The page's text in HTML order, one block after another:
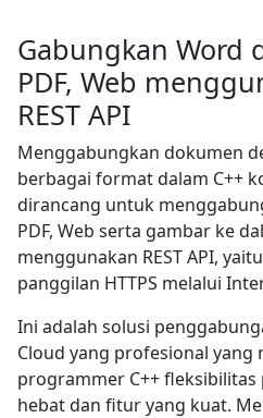
Gabungkan Word
PDF, Web
REST API
Menggabungkan dokumen
berbagai format dalam C++
dirancang untuk
PDF, Web serta gambar ke
menggunakan REST API,
panggilan HTTPS melalui
Ini adalah solusi
Cloud yang profesional yang
programmer C++
hebat dan fitur yang kuat.